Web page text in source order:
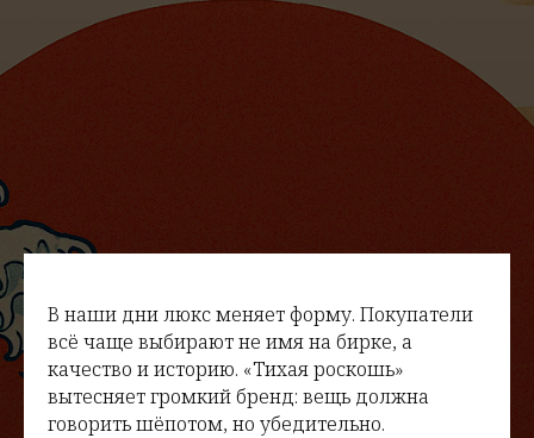
В наши дни люкс меняет форму. Покупатели
всё чаще выбирают не имя на бирке, а
качество и историю. «Тихая роскошь»
вытесняет громкий бренд: вещь должна
говорить шёпотом, но убедительно.